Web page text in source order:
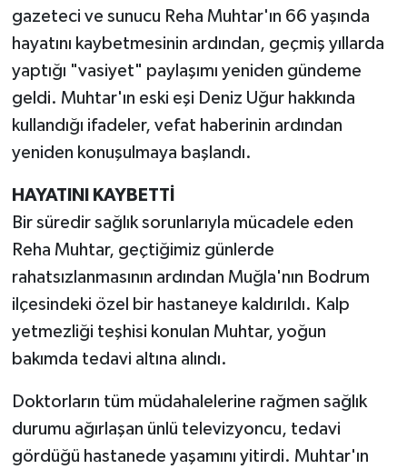
gazeteci ve sunucu Reha Muhtar'ın 66 yaşında
hayatını kaybetmesinin ardından, geçmiş yıllarda
yaptığı "vasiyet" paylaşımı yeniden gündeme
geldi. Muhtar'ın eski eşi Deniz Uğur hakkında
kullandığı ifadeler, vefat haberinin ardından
yeniden konuşulmaya başlandı.
HAYATINI KAYBETTİ
Bir süredir sağlık sorunlarıyla mücadele eden
Reha Muhtar, geçtiğimiz günlerde
rahatsızlanmasının ardından Muğla'nın Bodrum
ilçesindeki özel bir hastaneye kaldırıldı. Kalp
yetmezliği teşhisi konulan Muhtar, yoğun
bakımda tedavi altına alındı.
Doktorların tüm müdahalelerine rağmen sağlık
durumu ağırlaşan ünlü televizyoncu, tedavi
gördüğü hastanede yaşamını yitirdi. Muhtar'ın